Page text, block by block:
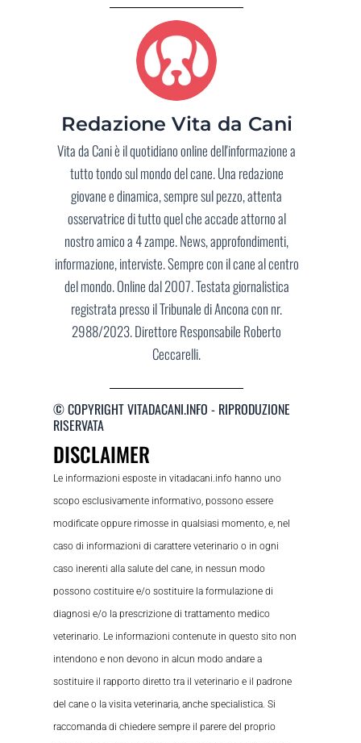
Redazione Vita da Cani
Vita da Cani è il quotidiano online dell'informazione a
tutto tondo sul mondo del cane. Una redazione
giovane e dinamica, sempre sul pezzo, attenta
osservatrice di tutto quel che accade attorno al
nostro amico a 4 zampe. News, approfondimenti,
informazione, interviste. Sempre con il cane al centro
del mondo. Online dal 2007. Testata giornalistica
registrata presso il Tribunale di Ancona con nr.
2988/2023. Direttore Responsabile Roberto
Ceccarelli.
© COPYRIGHT VITADACANI.INFO - RIPRODUZIONE
RISERVATA
DISCLAIMER
Le informazioni esposte in vitadacani.info hanno uno
scopo esclusivamente informativo, possono essere
modificate oppure rimosse in qualsiasi momento, e, nel
caso di informazioni di carattere veterinario o in ogni
caso inerenti alla salute del cane, in nessun modo
possono costituire e/o sostituire la formulazione di
diagnosi e/o la prescrizione di trattamento medico
veterinario. Le informazioni contenute in questo sito non
intendono e non devono in alcun modo andare a
sostituire il rapporto diretto tra il veterinario e il padrone
del cane o la visita veterinaria, anche specialistica. Si
raccomanda di chiedere sempre il parere del proprio